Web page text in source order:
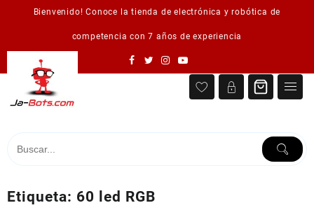
Bienvenido! Conoce la tienda de electrónica y robótica de
competencia con 7 años de experiencia
Etiqueta: 60 led RGB